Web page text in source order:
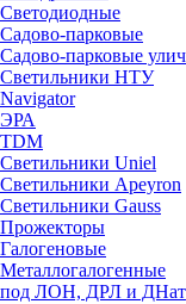
Светодиодные
Садово-парковые
Садово-парковые
Светильники НТУ
Navigator
ЭРА
TDM
Светильники Uniel
Светильники Apeyron
Светильники Gauss
Прожекторы
Галогеновые
Металлогалогенные
под ЛОН, ДРЛ и ДНат